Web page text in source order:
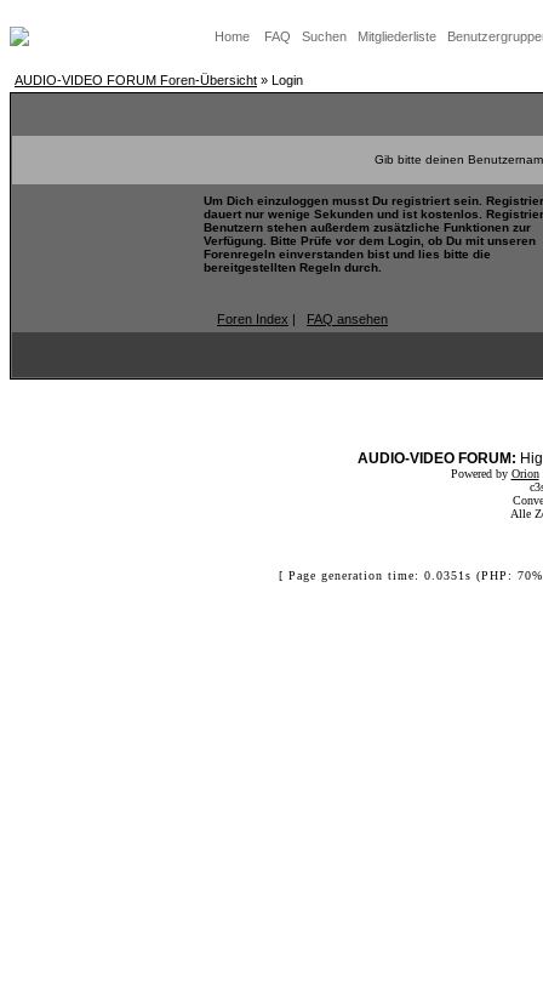
Home FAQ Suchen Mitgliederliste
AUDIO-VIDEO FORUM Foren-Übersicht » Login
Gib bitte deinen
Um Dich einzuloggen musst Du registriert sein.
dauert nur wenige Sekunden und ist kostenlos.
Benutzern stehen außerdem zusätzliche Funktionen zur
Verfügung. Bitte Prüfe vor dem Login, ob Du mit unseren
Forenregeln einverstanden bist und lies bitte die
bereitgestellten Regeln durch.
Foren Index | FAQ ansehen
AUDIO-VIDEO FORUM:
Powered by Orion
Alle
[ Page generation time: 0.0351s (PHP: